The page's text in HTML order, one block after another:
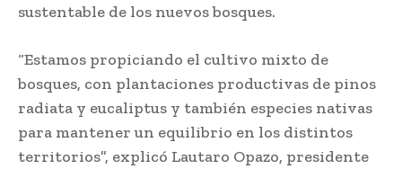
sustentable de los nuevos bosques.
“Estamos propiciando el cultivo mixto de
bosques, con plantaciones productivas de pinos
radiata y eucaliptus y también especies nativas
para mantener un equilibrio en los distintos
territorios”, explicó Lautaro Opazo, presidente